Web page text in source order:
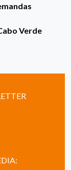
Verde